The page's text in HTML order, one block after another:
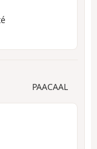
PAACAAL